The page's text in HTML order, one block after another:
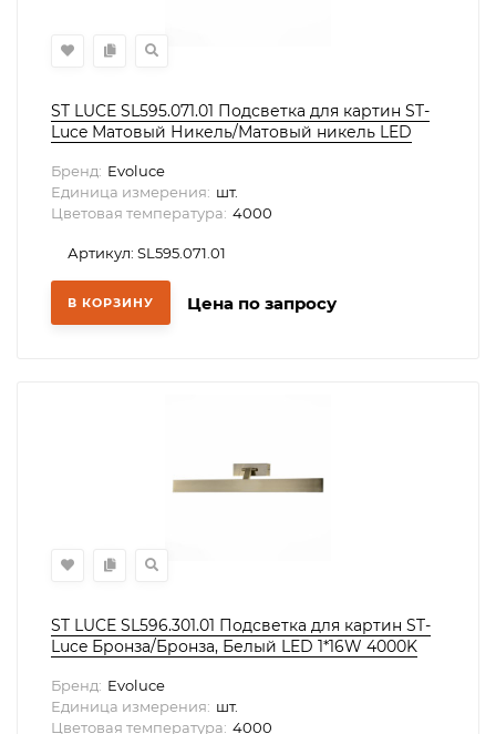
ST LUCE SL595.071.01 Подсветка для картин ST-
Luce Матовый Никель/Матовый никель LED
Бренд: Evoluce
Единица измерения: шт.
Цветовая температура: 4000
Артикул: SL595.071.01
В КОРЗИНУ Цена по запросу
ST LUCE SL596.301.01 Подсветка для картин ST-
Luce Бронза/Бронза, Белый LED 1*16W 4000K
Бренд: Evoluce
Единица измерения: шт.
Цветовая температура: 4000